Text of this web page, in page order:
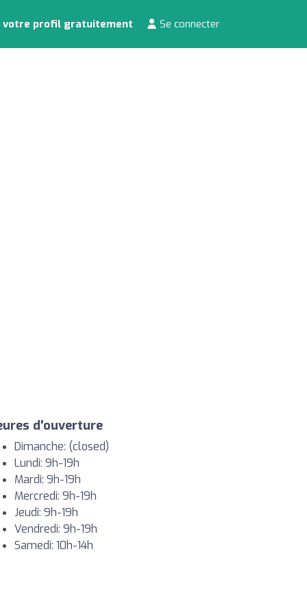
votre profil gratuitement Se connecter
d'ouverture
Dimanche: (closed)
Lundi: 9h-19h
Mardi: 9h-19h
Mercredi: 9h-19h
Jeudi: 9h-19h
Vendredi: 9h-19h
Samedi: 10h-14h